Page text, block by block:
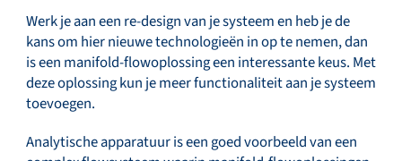
Werk je aan een re-design van je systeem en heb je de
kans om hier nieuwe technologieën in op te nemen, dan
is een manifold-flowoplossing een interessante keus. Met
deze oplossing kun je meer functionaliteit aan je systeem
toevoegen.
Analytische apparatuur is een goed voorbeeld van een